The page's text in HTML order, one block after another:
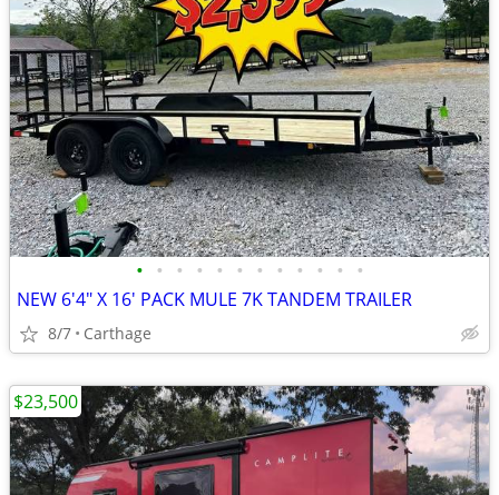
• • • • • • • • • • • •
NEW 6'4" X 16' PACK MULE 7K TANDEM TRAILER
8/7 Carthage
$23,500